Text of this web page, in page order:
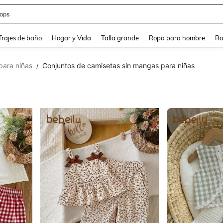
de baño Hogar y Vida Talla grande Ropa para hombre
niñas / Conjuntos de camisetas sin mangas para niñas